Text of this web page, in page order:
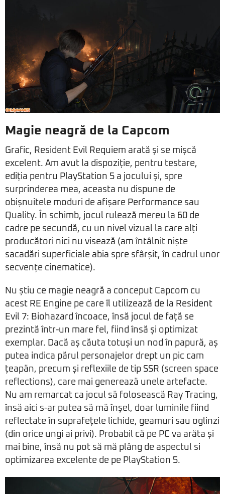
Magie neagră de la Capcom
Grafic, Resident Evil Requiem arată și se mișcă
excelent. Am avut la dispoziție, pentru testare,
ediția pentru PlayStation 5 a jocului și, spre
surprinderea mea, aceasta nu dispune de
obișnuitele moduri de afișare Performance sau
Quality. În schimb, jocul rulează mereu la 60 de
cadre pe secundă, cu un nivel vizual la care alți
producători nici nu visează (am întâlnit niște
sacadări superficiale abia spre sfârșit, în cadrul unor
secvențe cinematice).
Nu știu ce magie neagră a conceput Capcom cu
acest RE Engine pe care îl utilizează de la Resident
Evil 7: Biohazard încoace, însă jocul de față se
prezintă într-un mare fel, fiind însă și optimizat
exemplar. Dacă aș căuta totuși un nod în papură, aș
putea indica părul personajelor drept un pic cam
țeapăn, precum și reflexiile de tip SSR (screen space
reflections), care mai generează unele artefacte.
Nu am remarcat ca jocul să folosească Ray Tracing,
însă aici s-ar putea să mă înșel, doar luminile fiind
reflectate în suprafețele lichide, geamuri sau oglinzi
(din orice ungi ai privi). Probabil că pe PC va arăta și
mai bine, însă nu pot să mă plâng de aspectul si
optimizarea excelente de pe PlayStation 5.